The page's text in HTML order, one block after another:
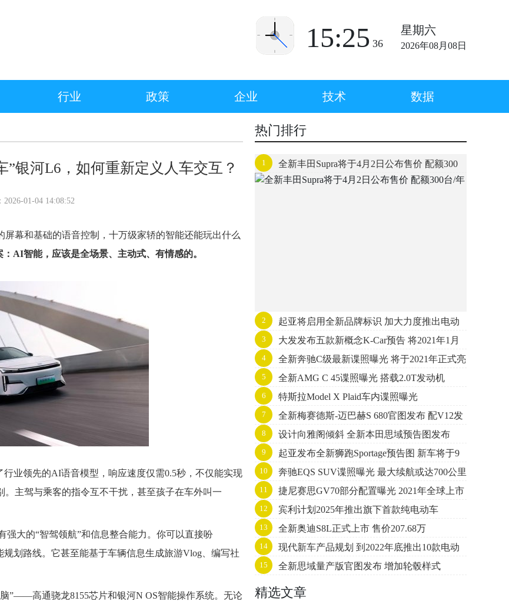
星期六
2026年08月08日
15:25 36
行业 政策 企业 技术 数据
银河L6，如何重新定义人车交互？
01-04 14:08:52
幕和基础的语音控制，十万级家轿的智能还能玩出什么
AI智能，应该是全场景、主动式、有情感的。
业领先的AI语音模型，响应速度仅需0.5秒，不仅能实现
主驾与乘客的指令互不干扰，甚至孩子在车外叫一
大的“智驾领航”和信息整合能力。你可以直接吩
划路线。它甚至能基于车辆信息生成旅游Vlog、编写社
”——高通骁龙8155芯片和银河N OS智能操作系统。无论
热门排行
1
全新丰田Supra将于4月2日公布售价 配额300
台/年
2
起亚将启用全新品牌标识 加大力度推出电动
化车型
3
大发发布五款新概念K-Car预告 将2021年1月
15日亮相
4
全新奔驰C级最新谍照曝光 将于2021年正式亮
相5 全新AMG C 45谍照曝光 搭载2.0T发动机
6 特斯拉Model X Plaid车内谍照曝光
7
全新梅赛德斯-迈巴赫S 680官图发布 配V12发
动机+四驱
8 设计向雅阁倾斜 全新本田思域预告图发布
9
起亚发布全新狮跑Sportage预告图 新车将于9
月份亮相
10 奔驰EQS SUV谍照曝光 最大续航或达700公里
11 捷尼赛思GV70部分配置曝光 2021年全球上市
12 宾利计划2025年推出旗下首款纯电动车
13 全新奥迪S8L正式上市 售价207.68万
14
现代新车产品规划 到2022年底推出10款电动
化车型
15 全新思域量产版官图发布 增加轮毂样式
精选文章